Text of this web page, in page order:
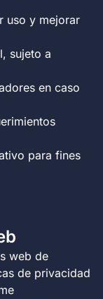
uso y mejorar
sujeto a
en caso
para fines
web de
de privacidad